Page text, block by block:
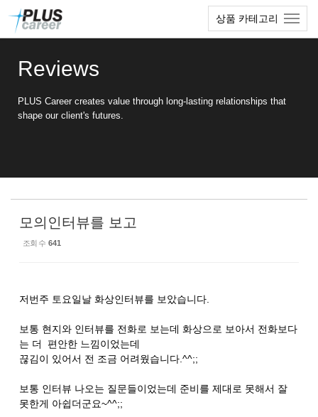
상품 카테고리
Reviews
PLUS Career creates value through long-lasting relationships that
shape our client's futures.
모의인터뷰를 보고
조회 수 641
저번주 토요일날 화상인터뷰를 보았습니다.
보통 현지와 인터뷰를 전화로 보는데 화상으로 보아서 전화보다
는 더 편안한 느낌이었는데
끊김이 있어서 전 조금 어려웠습니다.^^;;
보통 인터뷰 나오는 질문들이었는데 준비를 제대로 못해서 잘
못한게 아쉽더군요~^^;;